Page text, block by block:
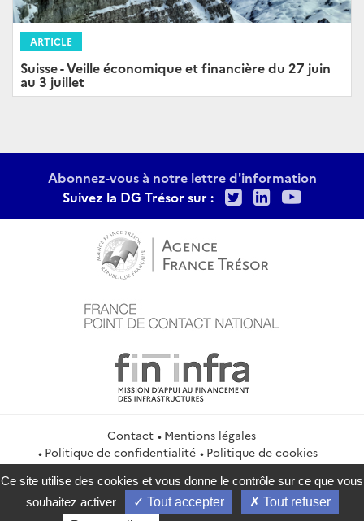
ARTICLE
Suisse - Veille économique et financière du 27 juin
au 3 juillet
Abonnez-vous à notre lettre d'information
Suivez la DG Trésor sur :
TwitterLinkedIn
Contact
Mentions légales
Politique de confidentialité
Politique de cookies
Gestion des cookies
Flux RSS
service-public.gouv.fr
legifrance.gouv.fr
info.gouv.fr
data.gouv.fr
Ce site utilise des cookies et vous donne le contrôle sur ce que vous
souhaitez activer
Tout accepter
Tout refuser